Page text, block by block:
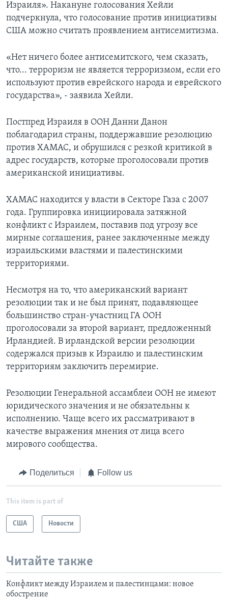
Израиля». Накануне голосования Хейли
подчеркнула, что голосование против инициативы
США можно считать проявлением антисемитизма.
«Нет ничего более антисемитского, чем сказать,
что... терроризм не является терроризмом, если его
используют против еврейского народа и еврейского
государства», - заявила Хейли.
Постпред Израиля в ООН Данни Данон
поблагодарил страны, поддержавшие резолюцию
против ХАМАС, и обрушился с резкой критикой в
адрес государств, которые проголосовали против
американской инициативы.
ХАМАС находится у власти в Секторе Газа с 2007
года. Группировка инициировала затяжной
конфликт с Израилем, поставив под угрозу все
мирные соглашения, ранее заключенные между
израильскими властями и палестинскими
территориями.
Несмотря на то, что американский вариант
резолюции так и не был принят, подавляющее
большинство стран-участниц ГА ООН
проголосовали за второй вариант, предложенный
Ирландией. В ирландской версии резолюции
содержался призыв к Израилю и палестинским
территориям заключить перемирие.
Резолюции Генеральной ассамблеи ООН не имеют
юридического значения и не обязательны к
исполнению. Чаще всего их рассматривают в
качестве выражения мнения от лица всего
мирового сообщества.
Поделиться Follow us
This item is part of
США Новости
Читайте также
Конфликт между Израилем и палестинцами: новое
обострение